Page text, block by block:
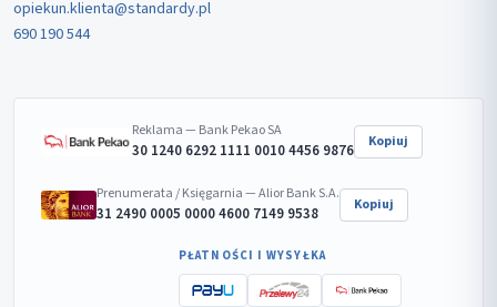
opiekun.klienta@standardy.pl
690 190 544
Reklama — Bank Pekao SA
30 1240 6292 1111 0010 4456 9876 Kopiuj
Prenumerata / Księgarnia — Alior Bank S.A.
31 2490 0005 0000 4600 7149 9538 Kopiuj
PŁATNOŚCI I WYSYŁKA